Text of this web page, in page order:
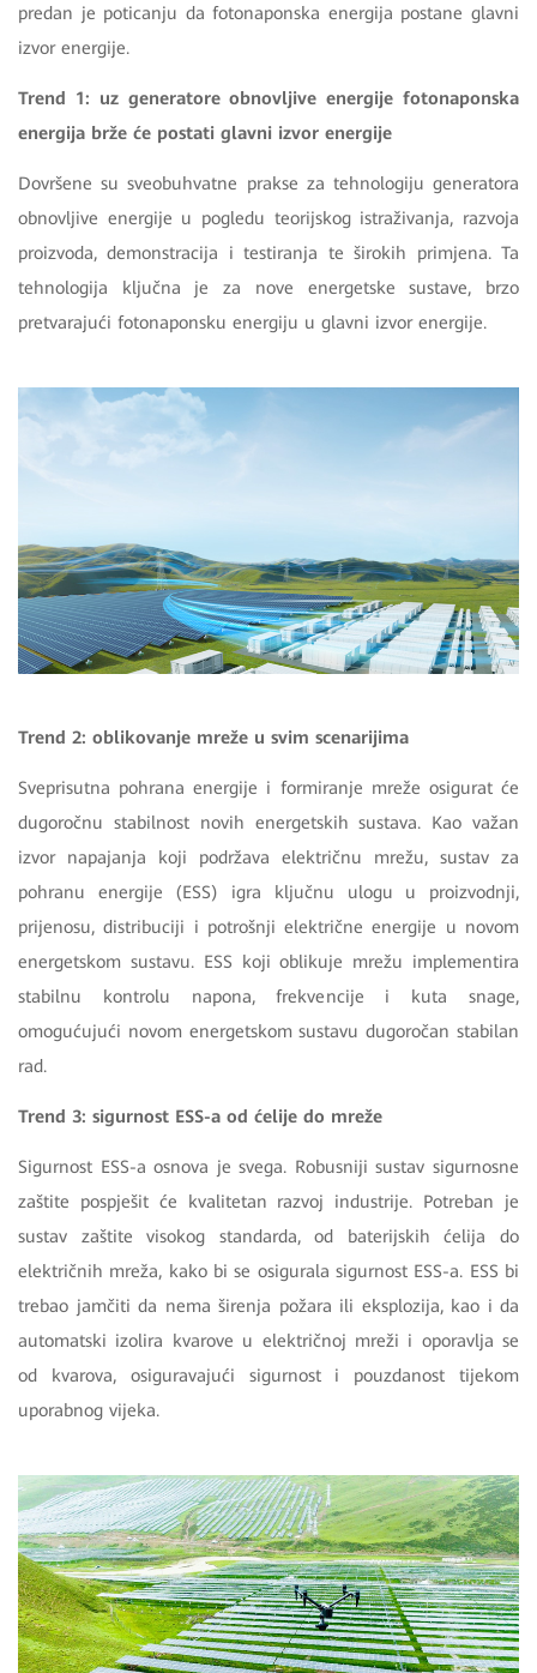
predan je poticanju da fotonaponska energija postane glavni
izvor energije.
Trend 1: uz generatore obnovljive energije fotonaponska
energija brže će postati glavni izvor energije
Dovršene su sveobuhvatne prakse za tehnologiju generatora
obnovljive energije u pogledu teorijskog istraživanja, razvoja
proizvoda, demonstracija i testiranja te širokih primjena. Ta
tehnologija ključna je za nove energetske sustave, brzo
pretvarajući fotonaponsku energiju u glavni izvor energije.
Trend 2: oblikovanje mreže u svim scenarijima
Sveprisutna pohrana energije i formiranje mreže osigurat će
dugoročnu stabilnost novih energetskih sustava. Kao važan
izvor napajanja koji podržava električnu mrežu, sustav za
pohranu energije (ESS) igra ključnu ulogu u proizvodnji,
prijenosu, distribuciji i potrošnji električne energije u novom
energetskom sustavu. ESS koji oblikuje mrežu implementira
stabilnu kontrolu napona, frekvencije i kuta snage,
omogućujući novom energetskom sustavu dugoročan stabilan
rad.
Trend 3: sigurnost ESS-a od ćelije do mreže
Sigurnost ESS-a osnova je svega. Robusniji sustav sigurnosne
zaštite pospješit će kvalitetan razvoj industrije. Potreban je
sustav zaštite visokog standarda, od baterijskih ćelija do
električnih mreža, kako bi se osigurala sigurnost ESS-a. ESS bi
trebao jamčiti da nema širenja požara ili eksplozija, kao i da
automatski izolira kvarove u električnoj mreži i oporavlja se
od kvarova, osiguravajući sigurnost i pouzdanost tijekom
uporabnog vijeka.